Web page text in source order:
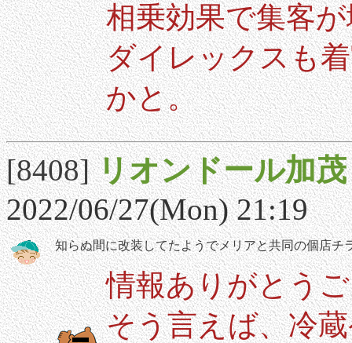
相乗効果で集客
ダイレックスも
かと。
[8408]リオンドール加茂
2022/06/27(Mon) 21:19
知らぬ間に改装してたようでメリアと共同の個店チ
情報ありがとう
そう言えば、冷